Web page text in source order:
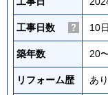
工事日数 10日
築年数 20
リフォーム歴 あり